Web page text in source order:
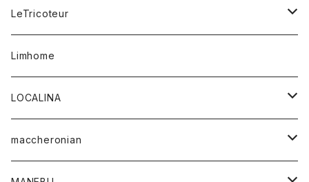
バンダナ
タンクトップ
Tシャツ
セーター
コート
シャツ
ボトム
スカート
パンツ
レディース
アウター
カットソー
トップス
シャツ
LeTricoteur
カーディガン
Limhome
LOCALINA
ロングスリーブテーシャツ
maccheronian